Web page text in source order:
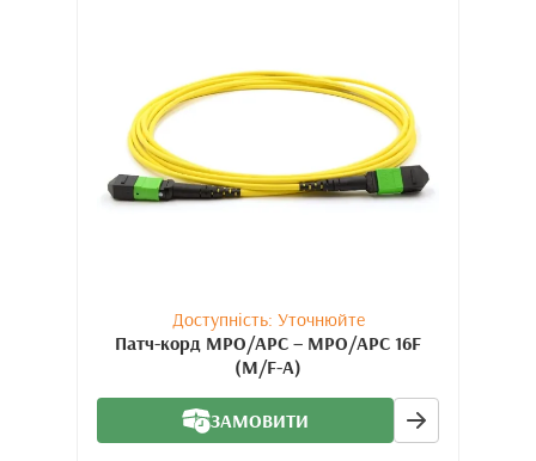
Доступність: Уточнюйте
Патч-корд MPO/APC – MPO/APC 16F
(M/F-A)
ЗАМОВИТИ